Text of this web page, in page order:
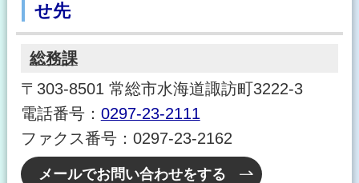
せ先
総務課
〒303-8501 常総市水海道諏訪町3222-3
電話番号： 0297-23-2111
ファクス番号：0297-23-2162
メールでお問い合わせをする